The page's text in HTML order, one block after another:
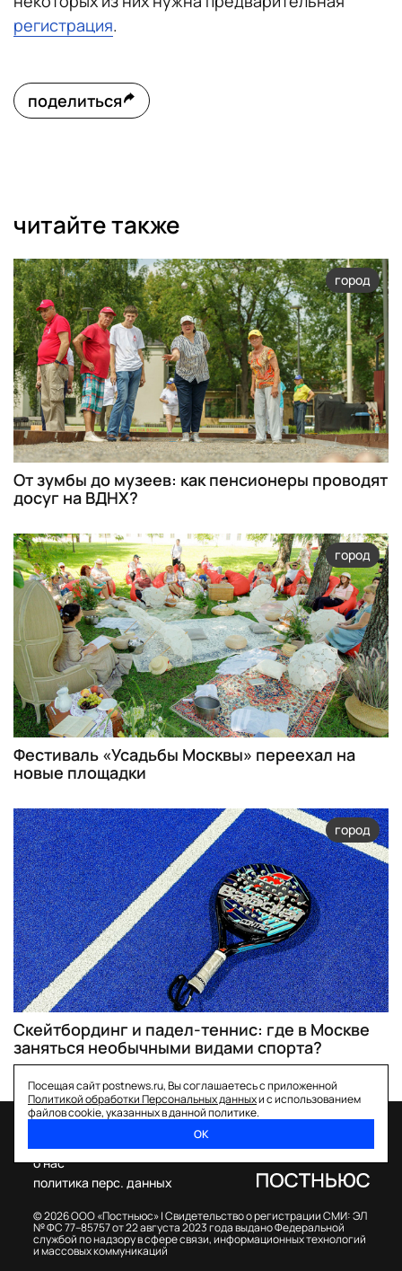
регистрация.
поделиться
читайте также
город
От зумбы до музеев: как пенсионеры проводят
досуг на ВДНХ?
город
Фестиваль «Усадьбы Москвы» переехал на
новые площадки
город
Скейтбординг и падел-теннис: где в Москве
заняться необычными видами спорта?
Посещая сайт postnews.ru, Вы соглашаетесь с приложенной
Политикой обработки Персональных данныхи с использованием
файлов cookie, указанных в данной политике.
ОК
© 2026 ООО «Постньюс» |Свидетельство о регистрации СМИ: ЭЛ
№ ФС 77–85757 от 22 августа 2023 года выдано Федеральной
службой по надзору в сфере связи, информационных технологий
и массовых коммуникаций
о нас
политика перс. данных